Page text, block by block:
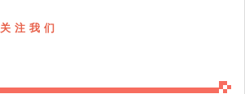
关注我们